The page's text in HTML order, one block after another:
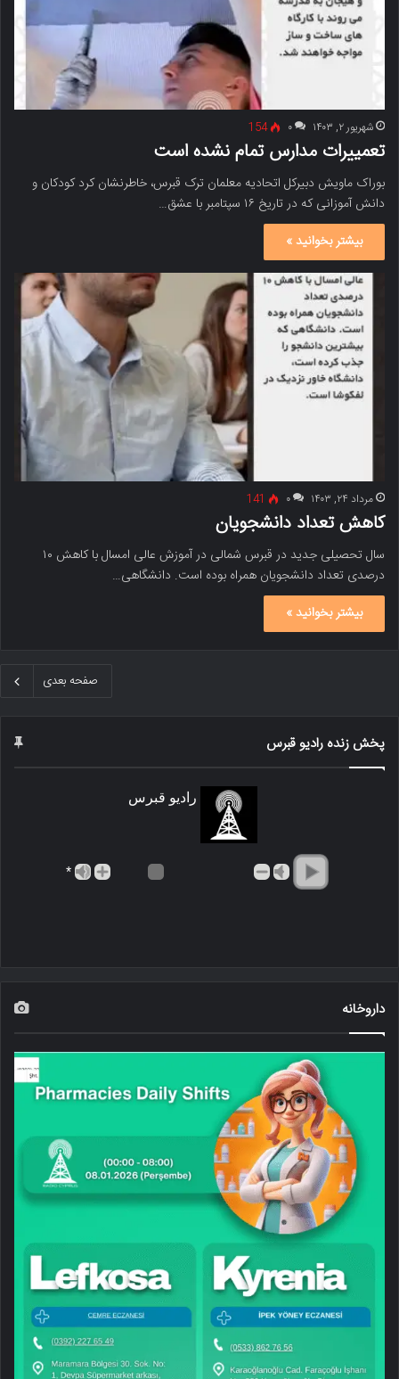
شهریور ۲, ۱۴۰۳ ۰ 154
تعمییرات مدارس تمام نشده است
بوراک ماویش دبیرکل اتحادیه معلمان ترک قبرس، خاطرنشان کرد کودکان و
دانش آموزانی که در تاریخ ۱۶ سپتامبر با عشق…
بیشتر بخوانید »
مرداد ۲۴, ۱۴۰۳ ۰ 141
کاهش تعداد دانشجویان
سال تحصیلی جدید در قبرس شمالی در آموزش عالی امسال با کاهش ۱۰
درصدی تعداد دانشجویان همراه بوده است. دانشگاهی…
بیشتر بخوانید »
صفحه بعدی
پخش زنده رادیو قبرس
رادیو قبرس
*
داروخانه